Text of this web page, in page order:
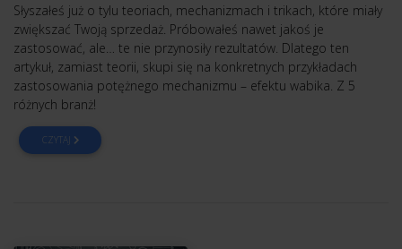
Słyszałeś już o tylu teoriach, mechanizmach i trikach, które miały
zwiększać Twoją sprzedaż. Próbowałeś nawet jakoś je
zastosować, ale… te nie przynosiły rezultatów. Dlatego ten
artykuł, zamiast teorii, skupi się na konkretnych przykładach
zastosowania potężnego mechanizmu – efektu wabika. Z 5
różnych branż!
CZYTAJ